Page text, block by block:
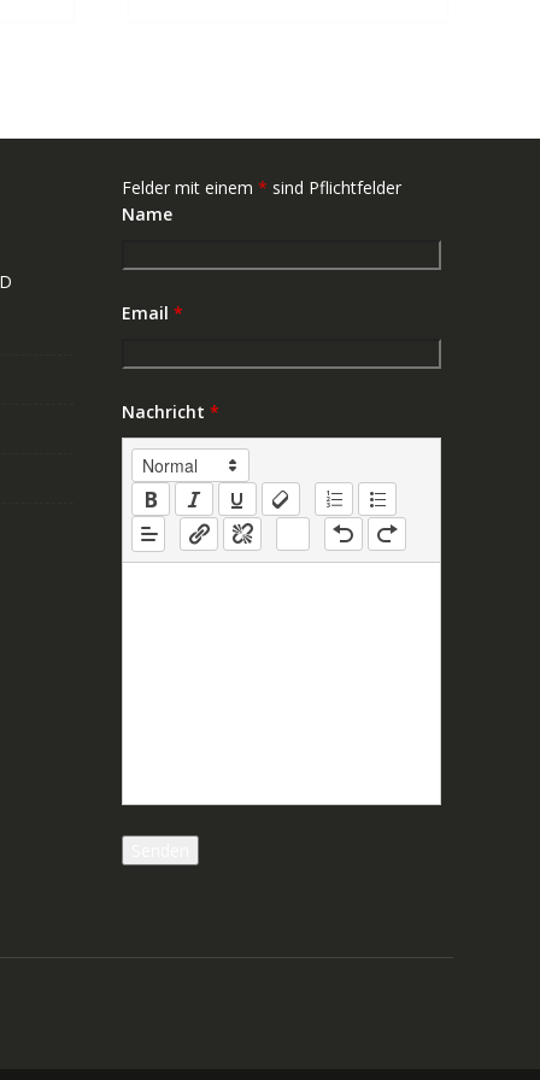
Felder mit einem * sind Pflichtfelder
Name
Email *
Nachricht *